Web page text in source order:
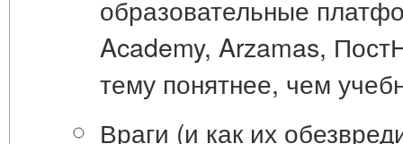
образовательные
Academy, Arzamas,
тему понятнее, чем
Враги (и как их